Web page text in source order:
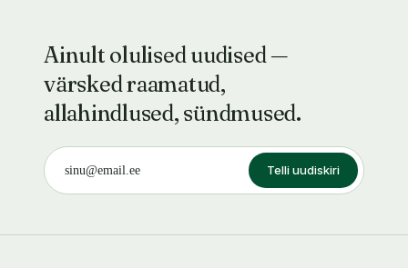
Ainult olulised uudised —
värsked raamatud,
allahindlused, sündmused.
Telli uudiskiri